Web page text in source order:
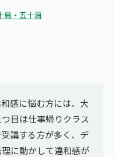
肩・五十肩
感に悩む方には、大
目は仕事帰りクラス
講する方が多く、デ
に動かして違和感が